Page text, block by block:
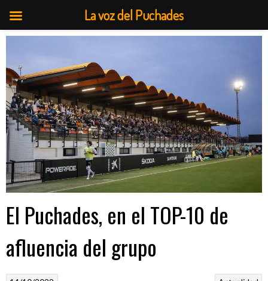
Saltar
contenido
El Puchades, en el TOP-10 de
afluencia del grupo
La voz del Puchades